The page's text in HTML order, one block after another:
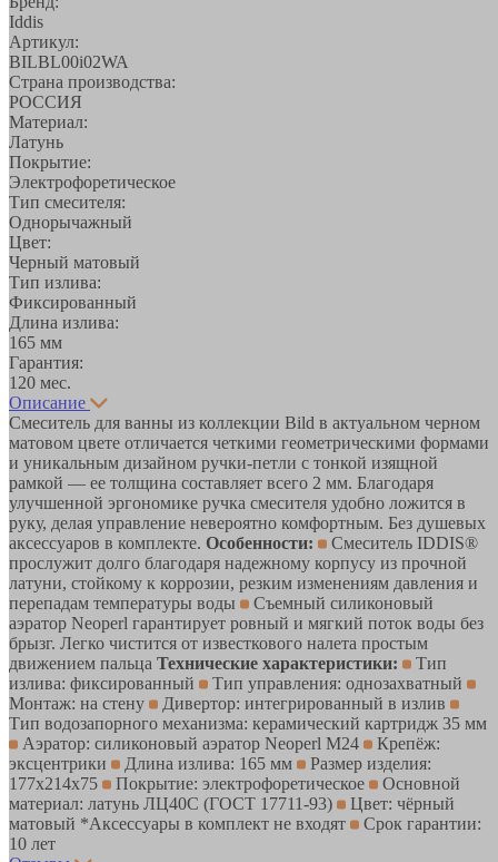
Iddis
Артикул:
BILBL00i02WA
Страна производства:
РОССИЯ
Материал:
Латунь
Покрытие:
Электрофоретическое
Тип смесителя:
Однорычажный
Цвет:
Черный матовый
Тип излива:
Фиксированный
Длина излива:
165 мм
Гарантия:
120 мес.
Описание
Смеситель для ванны из коллекции Bild в актуальном черном
матовом цвете отличается четкими геометрическими формами
и уникальным дизайном ручки-петли с тонкой изящной
рамкой — ее толщина составляет всего 2 мм. Благодаря
улучшенной эргономике ручка смесителя удобно ложится в
руку, делая управление невероятно комфортным. Без душевых
аксессуаров в комплекте. Особенности:
Смеситель IDDIS®
прослужит долго благодаря надежному корпусу из прочной
латуни, стойкому к коррозии, резким изменениям давления и
перепадам температуры воды
Съемный силиконовый
аэратор Neoperl гарантирует ровный и мягкий поток воды без
брызг. Легко чистится от известкового налета простым
движением пальца Технические характеристики:
Тип
излива: фиксированный
Тип управления: однозахватный
Монтаж: на стену
Дивертор: интегрированный в излив
Тип водозапорного механизма: керамический картридж 35 мм
Аэратор: силиконовый аэратор Neoperl M24
Крепёж:
эксцентрики
Длина излива: 165 мм
Размер изделия:
177х214х75
Покрытие: электрофоретическое
Основной
материал: латунь ЛЦ40C (ГОСТ 17711-93)
Цвет: чёрный
матовый *Аксессуары в комплект не входят
Срок гарантии:
10 лет